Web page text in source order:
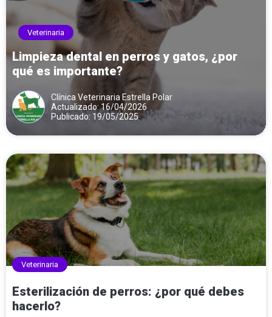
Veterinaria
Limpieza dental en perros y gatos, ¿por
qué es importante?
Clínica Veterinaria Estrella Polar
Actualizado: 16/04/2026
Publicado: 19/05/2025
Veterinaria
Esterilización de perros: ¿por qué debes
hacerlo?